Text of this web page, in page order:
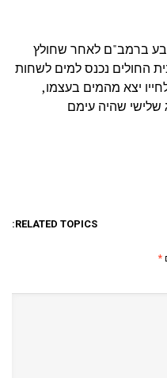
ה-50 לחייו נקבע ברמב"ם לאחר שחולץ
החולים נכנס למים לשחות
חבריו. דייג נוסף בשנות ה-50 לחייו יצא מהמים בעצמו,
שלישי שהיה עימם
RELATED TOPICS:
*